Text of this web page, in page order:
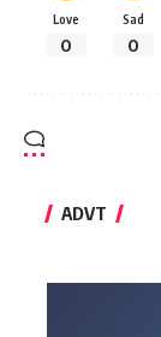
Love
0
Sad
0
ADVT